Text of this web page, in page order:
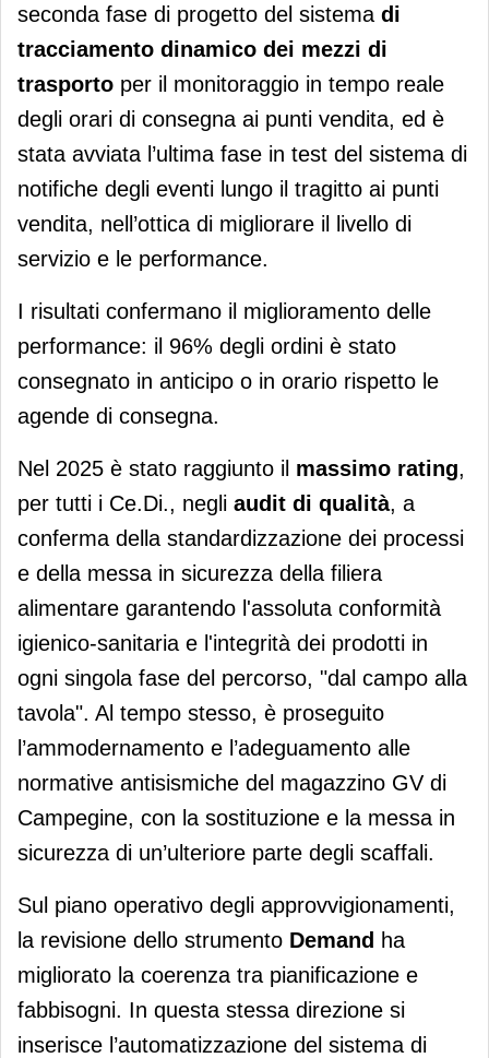
seconda fase di progetto del sistema di
tracciamento dinamico dei mezzi di
trasporto per il monitoraggio in tempo reale
degli orari di consegna ai punti vendita, ed è
stata avviata l’ultima fase in test del sistema di
notifiche degli eventi lungo il tragitto ai punti
vendita, nell’ottica di migliorare il livello di
servizio e le performance.
I risultati confermano il miglioramento delle
performance: il 96% degli ordini è stato
consegnato in anticipo o in orario rispetto le
agende di consegna.
Nel 2025 è stato raggiunto il massimo rating,
per tutti i Ce.Di., negli audit di qualità, a
conferma della standardizzazione dei processi
e della messa in sicurezza della filiera
alimentare garantendo l'assoluta conformità
igienico-sanitaria e l'integrità dei prodotti in
ogni singola fase del percorso, "dal campo alla
tavola". Al tempo stesso, è proseguito
l’ammodernamento e l’adeguamento alle
normative antisismiche del magazzino GV di
Campegine, con la sostituzione e la messa in
sicurezza di un’ulteriore parte degli scaffali.
Sul piano operativo degli approvvigionamenti,
la revisione dello strumento Demand ha
migliorato la coerenza tra pianificazione e
fabbisogni. In questa stessa direzione si
inserisce l’automatizzazione del sistema di